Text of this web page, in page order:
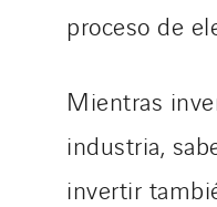
proceso de
Mientras
industria,
invertir